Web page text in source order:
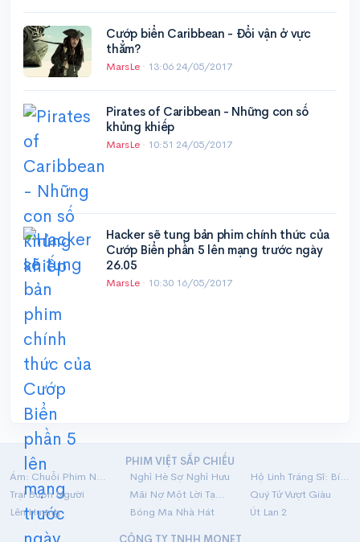
Cướp biển Caribbean - Đổi vận ở vực
thẳm?
MarsLe · 13:06 24/05/2017
Pirates of Caribbean - Những con số
khủng khiếp
MarsLe · 10:51 24/05/2017
Hacker sẽ tung bản phim chính thức của
Cướp Biển phần 5 lên mạng trước ngày
26.05
MarsLe · 10:30 16/05/2017
PHIM VIỆT SẮP CHIẾU
Ám: Chuỗi Phim Ngắn Linh Dị
Nghỉ Hè Sợ Nghỉ Hưu
Hộ Linh Tráng Sĩ: Bí Ẩn Mộ Vua Đinh
Trại Buôn Người
Mãi Nợ Một Lời Tạm Biệt
Quý Tử Vượt Giàu
Lên Hương
Bóng Ma Nhà Hát
Út Lan 2
CÔNG TY TNHH MONET